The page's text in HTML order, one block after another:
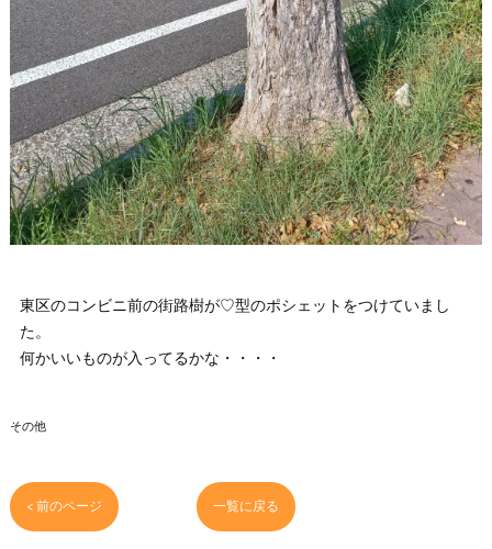
東区のコンビニ前の街路樹が♡型のポシェットをつけていまし
た。
何かいいものが入ってるかな・・・・
その他
< 前のページ 一覧に戻る